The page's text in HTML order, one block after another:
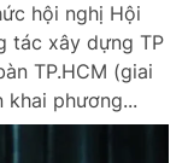
hội nghị Hội
tác xây dựng TP
TP.HCM (giai
phương...